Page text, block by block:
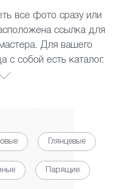
все фото сразу или
ссылка для
Для вашего
с собой есть каталог.
Глянцевые
Парящие